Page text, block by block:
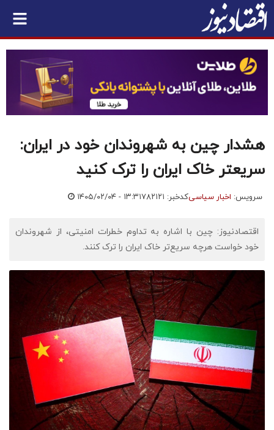
هشدار چین به شهروندان خود در ایران:
سریعتر خاک ایران را ترک کنید
سرویس: اخبار سیاسیکدخبر: ۷۸۲۱۲۱ ۱۴۰۵/۰۲/۰۴ - ۱۳:۳۱
اقتصادنیوز: چین با اشاره به تداوم خطرات امنیتی، از شهروندان
خود خواست هرچه سریع‌تر خاک ایران را ترک کنند.